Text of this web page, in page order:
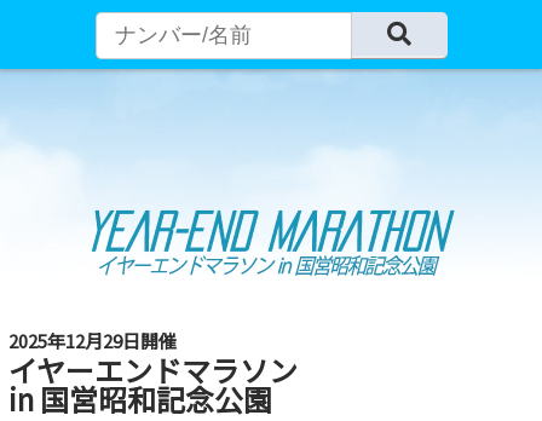
2025年12月29日開催
イヤーエンドマラソン
in 国営昭和記念公園